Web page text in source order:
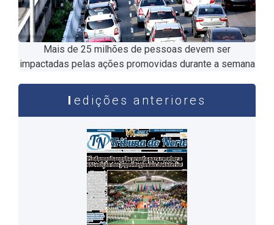
Mais de 25 milhões de pessoas devem ser
impactadas pelas ações promovidas durante a semana
edições anteriores